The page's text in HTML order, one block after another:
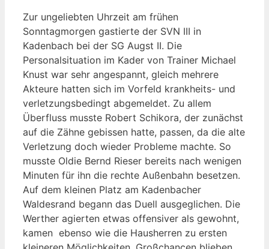
Zur ungeliebten Uhrzeit am frühen
Sonntagmorgen gastierte der SVN III in
Kadenbach bei der SG Augst II. Die
Personalsituation im Kader von Trainer Michael
Knust war sehr angespannt, gleich mehrere
Akteure hatten sich im Vorfeld krankheits- und
verletzungsbedingt abgemeldet. Zu allem
Überfluss musste Robert Schikora, der zunächst
auf die Zähne gebissen hatte, passen, da die alte
Verletzung doch wieder Probleme machte. So
musste Oldie Bernd Rieser bereits nach wenigen
Minuten für ihn die rechte Außenbahn besetzen.
Auf dem kleinen Platz am Kadenbacher
Waldesrand begann das Duell ausgeglichen. Die
Werther agierten etwas offensiver als gewohnt,
kamen ebenso wie die Hausherren zu ersten